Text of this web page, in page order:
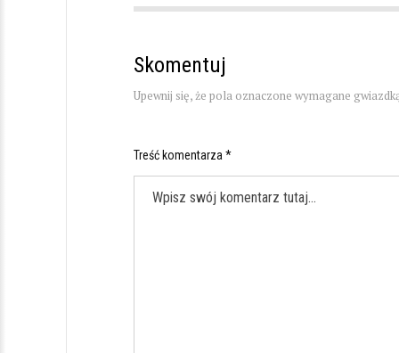
Skomentuj
Upewnij się, że pola oznaczone wymagane
Treść komentarza *